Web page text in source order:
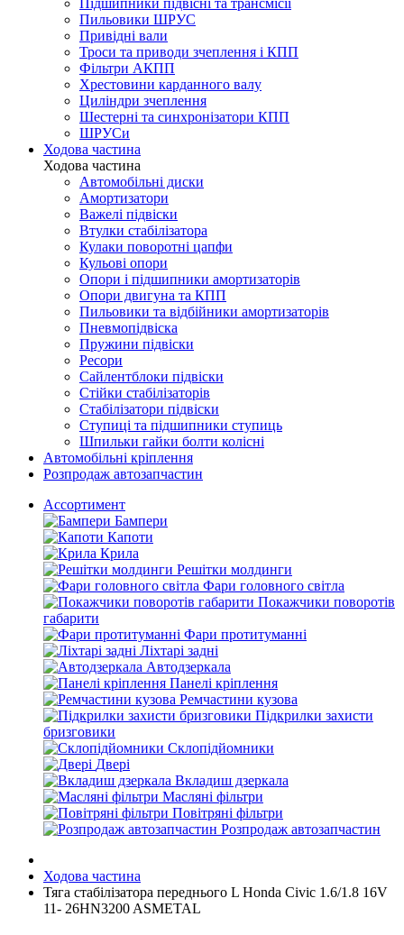
Підшипники підвісні та трансмісії
Пильовики ШРУС
Привідні вали
Троси та приводи зчеплення і КПП
Фільтри АКПП
Хрестовини карданного валу
Циліндри зчеплення
Шестерні та синхронізатори КПП
ШРУСи
Ходова частина
Ходова частина
Автомобільні диски
Амортизатори
Важелі підвіски
Втулки стабілізатора
Кулаки поворотні цапфи
Кульові опори
Опори і підшипники амортизаторів
Опори двигуна та КПП
Пильовики та відбійники амортизаторів
Пневмопідвіска
Пружини підвіски
Ресори
Сайлентблоки підвіски
Стійки стабілізаторів
Стабілізатори підвіски
Ступиці та підшипники ступиць
Шпильки гайки болти колісні
Автомобільні кріплення
Розпродаж автозапчастин
Ассортимент
Бампери
Капоти
Крила
Решітки молдинги
Фари головного світла
Покажчики поворотів
габарити
Фари протитуманні
Ліхтарі задні
Автодзеркала
Панелі кріплення
Ремчастини кузова
Підкрилки захисти
бризговики
Склопідйомники
Двері
Вкладиш дзеркала
Масляні фільтри
Повітряні фільтри
Розпродаж автозапчастин
Ходова частина
Тяга стабілізатора переднього L Honda Civic 1.6/1.8 16V
11- 26HN3200 ASMETAL